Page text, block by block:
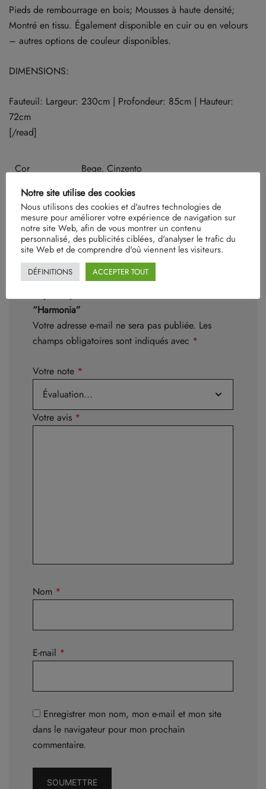
Pieds de rembourrage en bois; Mousses à haute densité;
Montré en tissu. Également disponible en cuir ou en velours
– autres options de couleur disponibles.
DIMENSIONS:
Fauteuil: Largeur: 230cm | Profondeur: 85cm | Hauteur:
72cm
[/read]
Cor Bege, Cinzento
Il n’y a pas encore d’avis.
“Harmonia”
Votre adresse e-mail ne sera pas publiée. Les
champs obligatoires sont indiqués avec *
Votre note *
Votre avis *
Nom *
E-mail *
Enregistrer mon nom, mon e-mail et mon site
dans le navigateur pour mon prochain
commentaire.
Notre site utilise des cookies
Nous utilisons des cookies et d'autres technologies de
mesure pour améliorer votre expérience de navigation sur
notre site Web, afin de vous montrer un contenu
personnalisé, des publicités ciblées, d'analyser le trafic du
site Web et de comprendre d'où viennent les visiteurs.
DÉFINITIONS ACCEPTER TOUT